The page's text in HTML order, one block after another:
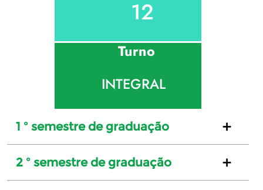
12
Turno
INTEGRAL
1 º semestre de graduação
2 º semestre de graduação